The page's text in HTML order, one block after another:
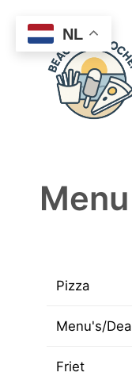
naar
Pizza
Menu's/
Friet
NL